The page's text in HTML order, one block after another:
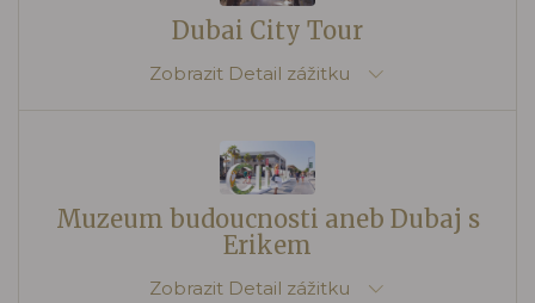
Dubai City Tour
Zobrazit Detail zážitku
Muzeum budoucnosti aneb Dubaj s
Erikem
Zobrazit Detail zážitku